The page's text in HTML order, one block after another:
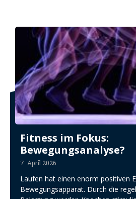
Fitness im Fokus:
Bewegungsanalyse?
7. April 2026
Laufen hat einen enorm positiven
Bewegungsapparat. Durch die